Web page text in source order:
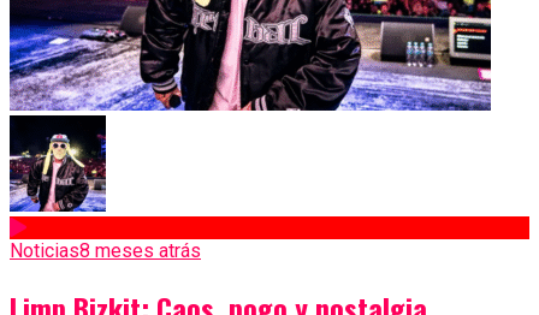
Noticias8 meses atrás